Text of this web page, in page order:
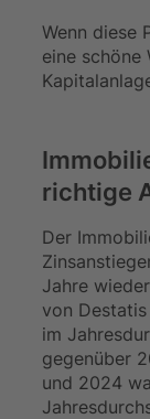
Wenn diese
eine schöne
richtige
Der
Jahre
von
im
gegenüber
und 2024